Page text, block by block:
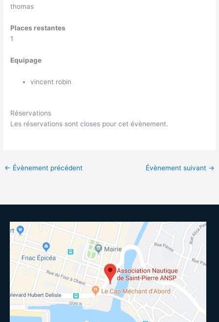
thomas
Places restantes
1
Equipage
vincent robin
Réservations
Les réservations sont closes pour cet évènement.
← Évènement précédent Évènement suivant →